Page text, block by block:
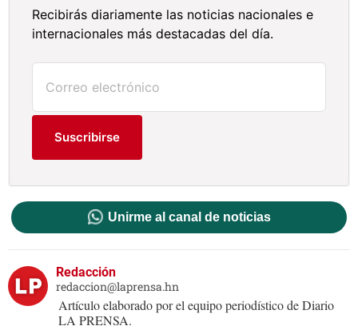
Recibirás diariamente las noticias nacionales e
internacionales más destacadas del día.
Suscribirse
Unirme al canal de noticias
Redacción
redaccion@laprensa.hn
Artículo elaborado por el equipo periodístico de Diario
LA PRENSA.